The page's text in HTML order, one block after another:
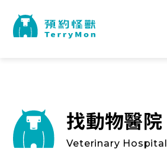
找動物醫院
Veterinary Hospital